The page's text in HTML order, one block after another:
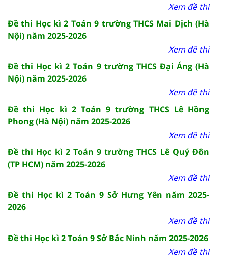
Xem đề thi
Đề thi Học kì 2 Toán 9 trường THCS Mai Dịch (Hà
Nội) năm 2025-2026
Xem đề thi
Đề thi Học kì 2 Toán 9 trường THCS Đại Áng (Hà
Nội) năm 2025-2026
Xem đề thi
Đề thi Học kì 2 Toán 9 trường THCS Lê Hồng
Phong (Hà Nội) năm 2025-2026
Xem đề thi
Đề thi Học kì 2 Toán 9 trường THCS Lê Quý Đôn
(TP HCM) năm 2025-2026
Xem đề thi
Đề thi Học kì 2 Toán 9 Sở Hưng Yên năm 2025-
2026
Xem đề thi
Đề thi Học kì 2 Toán 9 Sở Bắc Ninh năm 2025-2026
Xem đề thi